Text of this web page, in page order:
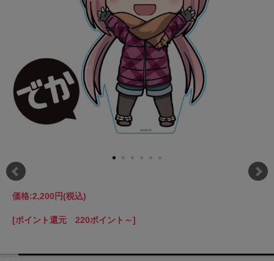
価格:2,200円(税込)
[ポイント還元 220ポイント～]